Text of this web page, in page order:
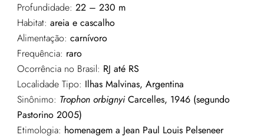
Profundidade: 22 – 230 m
Habitat: areia e cascalho
Alimentação: carnívoro
Frequência: raro
Ocorrência no Brasil: RJ até RS
Localidade Tipo: Ilhas Malvinas, Argentina
Sinônimo: Trophon orbignyi Carcelles, 1946 (segundo
Pastorino2005)
Etimologia: homenagem a Jean Paul Louis Pelseneer